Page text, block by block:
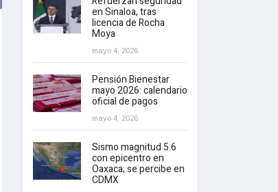
en Sinaloa, tras
licencia de Rocha
Moya
mayo 4, 2026
Pensión Bienestar
mayo 2026: calendario
oficial de pagos
mayo 4, 2026
Sismo magnitud 5.6
con epicentro en
Oaxaca; se percibe en
CDMX